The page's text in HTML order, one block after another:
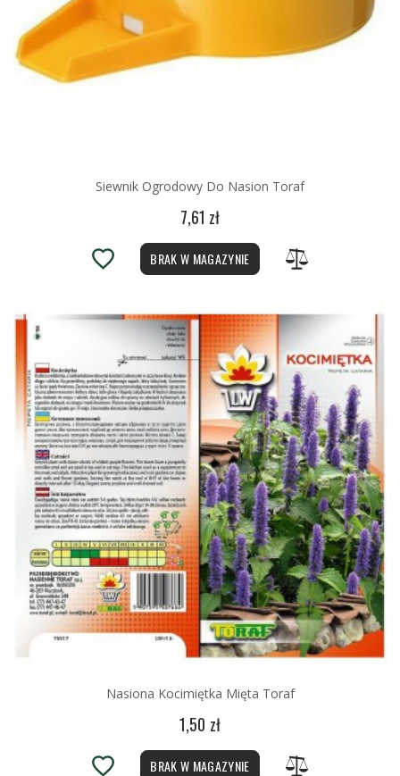
Siewnik Ogrodowy Do Nasion Toraf
7,61 zł
BRAK W MAGAZYNIE
Nasiona Kocimiętka Mięta Toraf
1,50 zł
BRAK W MAGAZYNIE